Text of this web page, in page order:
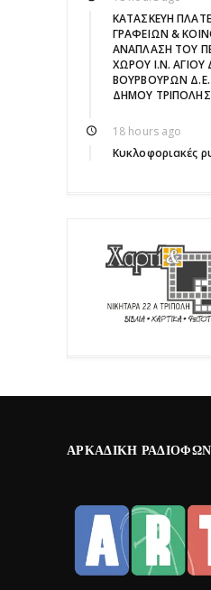
ΚΑΤΑΣΚΕΥΗ
ΓΡΑΦΕΙΩΝ &
ΑΝΑΠΛΑΣΗ ΤΟΥ
ΧΩΡΟΥ Ι.Ν. ΑΓΙΟΥ
ΒΟΥΡΒΟΥΡΩΝ Δ.Ε.
ΔΗΜΟΥ ΤΡΙΠΟΛΗΣ
18 hours ago
Κυκλοφοριακές
ΑΡΚΑΔΙΚΉ